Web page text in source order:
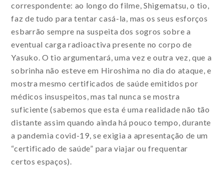
correspondente: ao longo do filme, Shigematsu, o tio,
faz de tudo para tentar casá-la, mas os seus esforços
esbarrão sempre na suspeita dos sogros sobre a
eventual carga radioactiva presente no corpo de
Yasuko. O tio argumentará, uma vez e outra vez, que a
sobrinha não esteve em Hiroshima no dia do ataque, e
mostra mesmo certificados de saúde emitidos por
médicos insuspeitos, mas tal nunca se mostra
suficiente (sabemos que esta é uma realidade não tão
distante assim quando ainda há pouco tempo, durante
a pandemia covid-19, se exigia a apresentação de um
“certificado de saúde” para viajar ou frequentar
certos espaços).